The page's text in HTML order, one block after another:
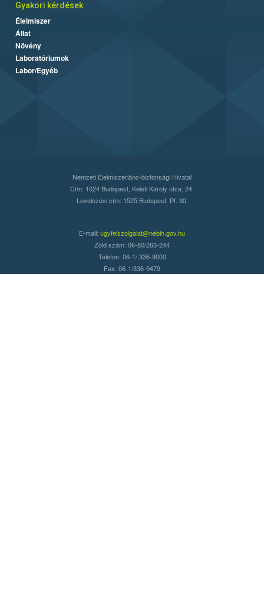
Gyakori kérdések
Élelmiszer
Állat
Növény
Laboratóriumok
Labor/Egyéb
Nemzeti Élelmiszerlánc-biztonsági Hivatal
Cím: 1024 Budapest, Keleti Károly utca. 24.
Levelezési cím: 1525 Budapest. Pf. 30.
E-mail: ugyfelszolgalat@nebih.gov.hu
Zöld szám: 06-80/263-244
Telefon: 06-1/ 336-9000
Fax: 06-1/336-9479